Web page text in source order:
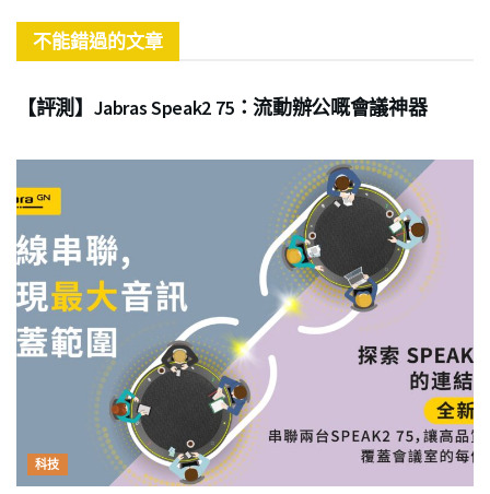
不能錯過的文章
商業
【評測】Jabras Speak2 75：流動辦公嘅會議神器
科技